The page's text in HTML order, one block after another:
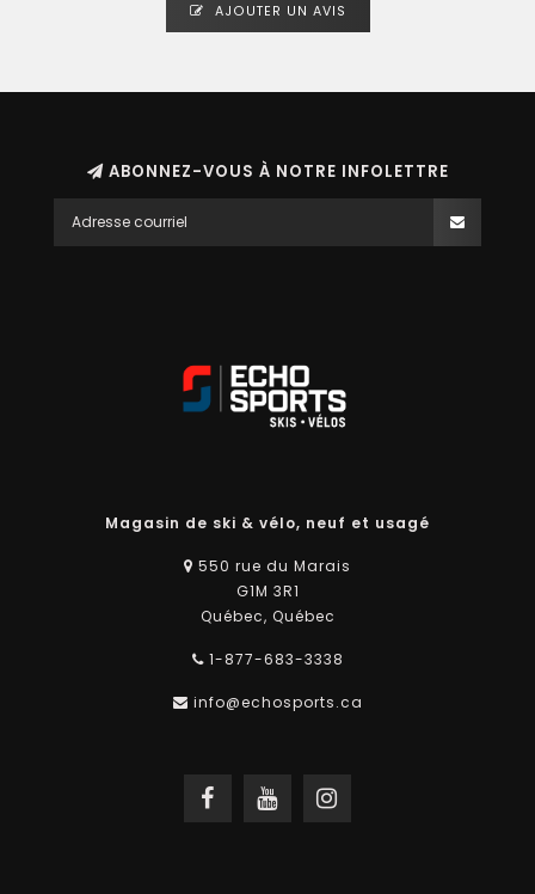
AJOUTER UN AVIS
ABONNEZ-VOUS À NOTRE INFOLETTRE
Magasin de ski & vélo, neuf et usagé
550 rue du Marais
G1M 3R1
Québec, Québec
1-877-683-3338
info@echosports.ca